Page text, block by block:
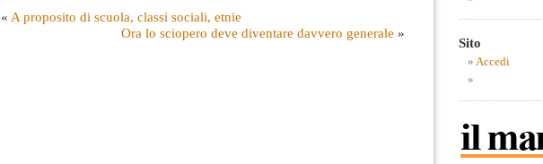
« A proposito di scuola, classi sociali, etnie
Ora lo sciopero deve diventare davvero generale »
Sito
Accedi